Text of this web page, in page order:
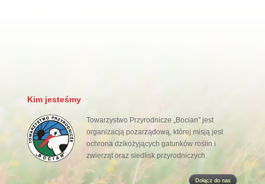
Kim jesteśmy
Towarzystwo Przyrodnicze „Bocian” jest
organizacją pozarządową, której misją jest
ochrona dzikożyjących gatunków roślin i
zwierząt oraz siedlisk przyrodniczych.
Dołącz do nas